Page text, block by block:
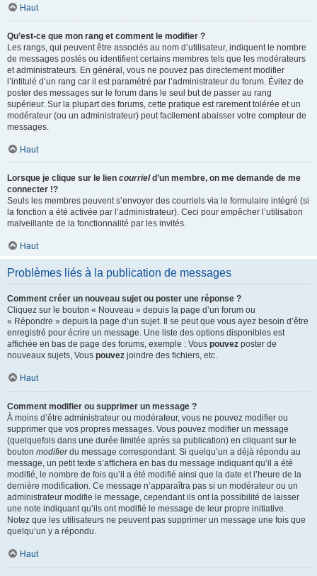
Haut
Qu’est-ce que mon rang et comment le modifier ?
Les rangs, qui peuvent être associés au nom d’utilisateur, indiquent le nombre
de messages postés ou identifient certains membres tels que les modérateurs
et administrateurs. En général, vous ne pouvez pas directement modifier
l’intitulé d’un rang car il est paramétré par l’administrateur du forum. Évitez de
poster des messages sur le forum dans le seul but de passer au rang
supérieur. Sur la plupart des forums, cette pratique est rarement tolérée et un
modérateur (ou un administrateur) peut facilement abaisser votre compteur de
messages.
Haut
Lorsque je clique sur le lien courrield’un membre, on me demande de me
connecter !?
Seuls les membres peuvent s’envoyer des courriels via le formulaire intégré (si
la fonction a été activée par l’administrateur). Ceci pour empêcher l’utilisation
malveillante de la fonctionnalité par les invités.
Haut
Problèmes liés à la publication de messages
Comment créer un nouveau sujet ou poster une réponse ?
Cliquez sur le bouton « Nouveau » depuis la page d’un forum ou
« Répondre » depuis la page d’un sujet. Il se peut que vous ayez besoin d’être
enregistré pour écrire un message. Une liste des options disponibles est
affichée en bas de page des forums, exemple : Vous pouvez poster de
nouveaux sujets, Vous pouvez joindre des fichiers, etc.
Haut
Comment modifier ou supprimer un message ?
À moins d’être administrateur ou modérateur, vous ne pouvez modifier ou
supprimer que vos propres messages. Vous pouvez modifier un message
(quelquefois dans une durée limitée après sa publication) en cliquant sur le
bouton modifierdu message correspondant. Si quelqu’un a déjà répondu au
message, un petit texte s’affichera en bas du message indiquant qu’il a été
modifié, le nombre de fois qu’il a été modifié ainsi que la date et l’heure de la
dernière modification. Ce message n’apparaîtra pas si un modérateur ou un
administrateur modifie le message, cependant ils ont la possibilité de laisser
une note indiquant qu’ils ont modifié le message de leur propre initiative.
Notez que les utilisateurs ne peuvent pas supprimer un message une fois que
quelqu’un y a répondu.
Haut